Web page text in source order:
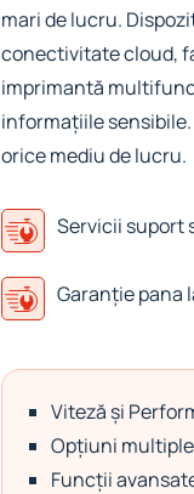
mari de lucru.
conectivitate cloud,
imprimantă
informațiile
orice mediu de lucru.
Servicii suport
Garanție pana
Viteză și
Opțiuni
Funcții